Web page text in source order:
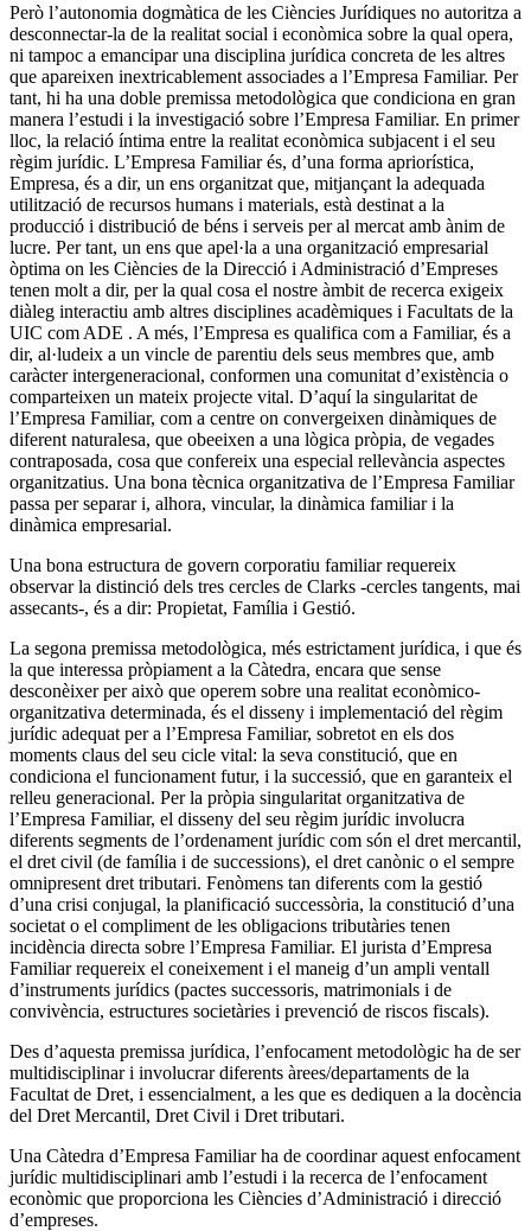
Però l’autonomia dogmàtica de les Ciències Jurídiques no autoritza a
desconnectar-la de la realitat social i econòmica sobre la qual opera,
ni tampoc a emancipar una disciplina jurídica concreta de les altres
que apareixen inextricablement associades a l’Empresa Familiar. Per
tant, hi ha una doble premissa metodològica que condiciona en gran
manera l’estudi i la investigació sobre l’Empresa Familiar. En primer
lloc, la relació íntima entre la realitat econòmica subjacent i el seu
règim jurídic. L’Empresa Familiar és, d’una forma apriorística,
Empresa, és a dir, un ens organitzat que, mitjançant la adequada
utilització de recursos humans i materials, està destinat a la
producció i distribució de béns i serveis per al mercat amb ànim de
lucre. Per tant, un ens que apel·la a una organització empresarial
òptima on les Ciències de la Direcció i Administració d’Empreses
tenen molt a dir, per la qual cosa el nostre àmbit de recerca exigeix
diàleg interactiu amb altres disciplines acadèmiques i Facultats de la
UIC com ADE . A més, l’Empresa es qualifica com a Familiar, és a
dir, al·ludeix a un vincle de parentiu dels seus membres que, amb
caràcter intergeneracional, conformen una comunitat d’existència o
comparteixen un mateix projecte vital. D’aquí la singularitat de
l’Empresa Familiar, com a centre on convergeixen dinàmiques de
diferent naturalesa, que obeeixen a una lògica pròpia, de vegades
contraposada, cosa que confereix una especial rellevància aspectes
organitzatius. Una bona tècnica organitzativa de l’Empresa Familiar
passa per separar i, alhora, vincular, la dinàmica familiar i la
dinàmica empresarial.
Una bona estructura de govern corporatiu familiar requereix
observar la distinció dels tres cercles de Clarks -cercles tangents, mai
assecants-, és a dir: Propietat, Família i Gestió.
La segona premissa metodològica, més estrictament jurídica, i que és
la que interessa pròpiament a la Càtedra, encara que sense
desconèixer per això que operem sobre una realitat econòmico-
organitzativa determinada, és el disseny i implementació del règim
jurídic adequat per a l’Empresa Familiar, sobretot en els dos
moments claus del seu cicle vital: la seva constitució, que en
condiciona el funcionament futur, i la successió, que en garanteix el
relleu generacional. Per la pròpia singularitat organitzativa de
l’Empresa Familiar, el disseny del seu règim jurídic involucra
diferents segments de l’ordenament jurídic com són el dret mercantil,
el dret civil (de família i de successions), el dret canònic o el sempre
omnipresent dret tributari. Fenòmens tan diferents com la gestió
d’una crisi conjugal, la planificació successòria, la constitució d’una
societat o el compliment de les obligacions tributàries tenen
incidència directa sobre l’Empresa Familiar. El jurista d’Empresa
Familiar requereix el coneixement i el maneig d’un ampli ventall
d’instruments jurídics (pactes successoris, matrimonials i de
convivència, estructures societàries i prevenció de riscos fiscals).
Des d’aquesta premissa jurídica, l’enfocament metodològic ha de ser
multidisciplinar i involucrar diferents àrees/departaments de la
Facultat de Dret, i essencialment, a les que es dediquen a la docència
del Dret Mercantil, Dret Civil i Dret tributari.
Una Càtedra d’Empresa Familiar ha de coordinar aquest enfocament
jurídic multidisciplinari amb l’estudi i la recerca de l’enfocament
econòmic que proporciona les Ciències d’Administració i direcció
d’empreses.